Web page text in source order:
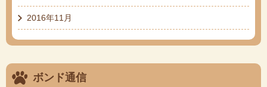
2016年11月
ボンド通信